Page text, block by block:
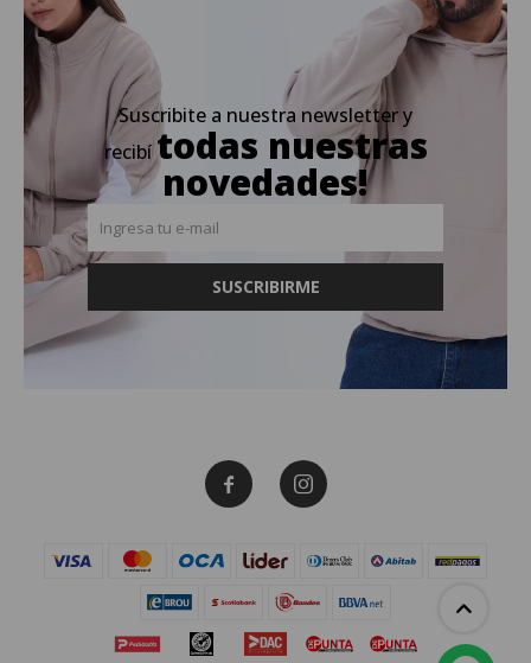
Suscribite a nuestra newsletter y
recibí todas nuestras
novedades!
SUSCRIBIRME
 